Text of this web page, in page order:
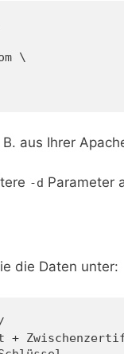
\
B. aus Ihrer
-d Parameter
die Daten unter:
+